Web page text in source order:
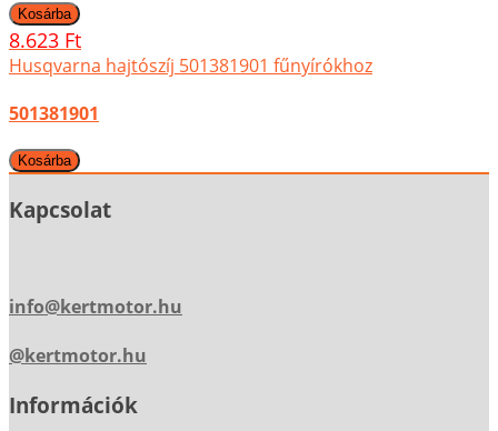
8.623 Ft
Husqvarna hajtószíj 501381901 fűnyírókhoz
501381901
Kapcsolat
info@kertmotor.hu
@kertmotor.hu
Információk